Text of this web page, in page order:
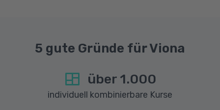
5 gute Gründe für Viona
über 1.000
individuell kombinierbare Kurse